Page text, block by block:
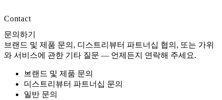
Contact
문의하기
브랜드 및 제품 문의, 디스트리뷰터 파트너십 협의, 또는 가위
와 서비스에 관한 기타 질문 — 언제든지 연락해 주세요.
브랜드 및 제품 문의
디스트리뷰터 파트너십 문의
일반 문의